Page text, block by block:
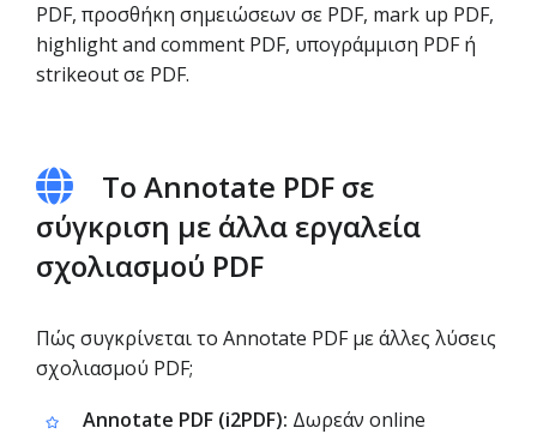
PDF, προσθήκη σημειώσεων σε PDF, mark up PDF,
highlight and comment PDF, υπογράμμιση PDF ή
strikeout σε PDF.
Το Annotate PDF σε
σύγκριση με άλλα εργαλεία
σχολιασμού PDF
Πώς συγκρίνεται το Annotate PDF με άλλες λύσεις
σχολιασμού PDF;
Annotate PDF (i2PDF): Δωρεάν online